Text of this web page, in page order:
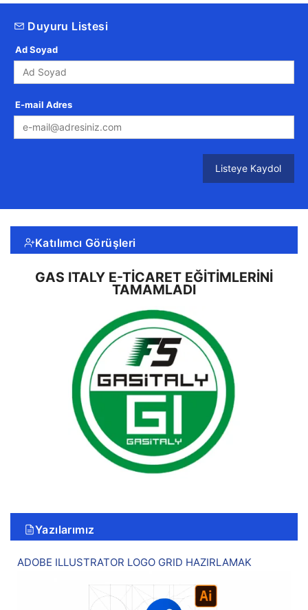
Duyuru Listesi
Ad Soyad
E-mail Adres
Listeye Kaydol
Katılımcı Görüşleri
GAS ITALY E-TICARET EĞITIMLERINI
TAMAMLADI
Yazılarımız
ADOBE ILLUSTRATOR LOGO GRID HAZIRLAMAK